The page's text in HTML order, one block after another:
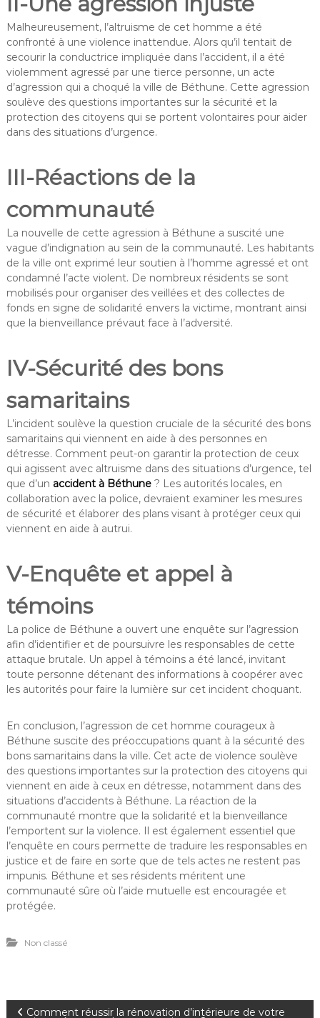
Malheureusement, l’altruisme de cet homme a été
confronté à une violence inattendue. Alors qu’il tentait de
secourir la conductrice impliquée dans l’accident, il a été
violemment agressé par une tierce personne, un acte
d’agression qui a choqué la ville de Béthune. Cette agression
soulève des questions importantes sur la sécurité et la
protection des citoyens qui se portent volontaires pour aider
dans des situations d’urgence.
III-Réactions de la
communauté
La nouvelle de cette agression à Béthune a suscité une
vague d’indignation au sein de la communauté. Les habitants
de la ville ont exprimé leur soutien à l’homme agressé et ont
condamné l’acte violent. De nombreux résidents se sont
mobilisés pour organiser des veillées et des collectes de
fonds en signe de solidarité envers la victime, montrant ainsi
que la bienveillance prévaut face à l’adversité.
IV-Sécurité des bons
samaritains
L’incident soulève la question cruciale de la sécurité des bons
samaritains qui viennent en aide à des personnes en
détresse. Comment peut-on garantir la protection de ceux
qui agissent avec altruisme dans des situations d’urgence, tel
que d’un accident à Béthune? Les autorités locales, en
collaboration avec la police, devraient examiner les mesures
de sécurité et élaborer des plans visant à protéger ceux qui
viennent en aide à autrui.
V-Enquête et appel à
témoins
La police de Béthune a ouvert une enquête sur l’agression
afin d’identifier et de poursuivre les responsables de cette
attaque brutale. Un appel à témoins a été lancé, invitant
toute personne détenant des informations à coopérer avec
les autorités pour faire la lumière sur cet incident choquant.
En conclusion, l’agression de cet homme courageux à
Béthune suscite des préoccupations quant à la sécurité des
bons samaritains dans la ville. Cet acte de violence soulève
des questions importantes sur la protection des citoyens qui
viennent en aide à ceux en détresse, notamment dans des
situations d’accidents à Béthune. La réaction de la
communauté montre que la solidarité et la bienveillance
l’emportent sur la violence. Il est également essentiel que
l’enquête en cours permette de traduire les responsables en
justice et de faire en sorte que de tels actes ne restent pas
impunis. Béthune et ses résidents méritent une
communauté sûre où l’aide mutuelle est encouragée et
protégée.
Non classé
Comment réussir la rénovation d’intérieure de votre